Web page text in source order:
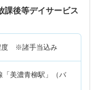
課後等デイサービス
度 ※諸手当込み
「美濃青柳駅」（バ